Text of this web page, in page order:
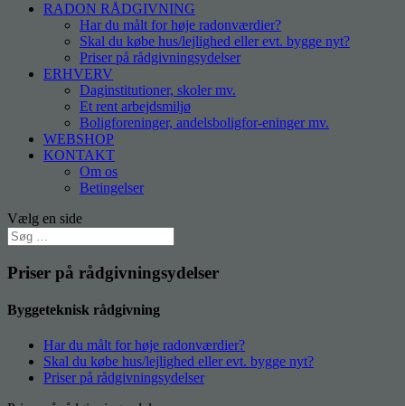
RADON RÅDGIVNING
Har du målt for høje radonværdier?
Skal du købe hus/lejlighed eller evt. bygge nyt?
Priser på rådgivningsydelser
ERHVERV
Daginstitutioner, skoler mv.
Et rent arbejdsmiljø
Boligforeninger, andelsboligfor-eninger mv.
WEBSHOP
KONTAKT
Om os
Betingelser
Vælg en side
Priser på rådgivningsydelser
Byggeteknisk rådgivning
Har du målt for høje radonværdier?
Skal du købe hus/lejlighed eller evt. bygge nyt?
Priser på rådgivningsydelser